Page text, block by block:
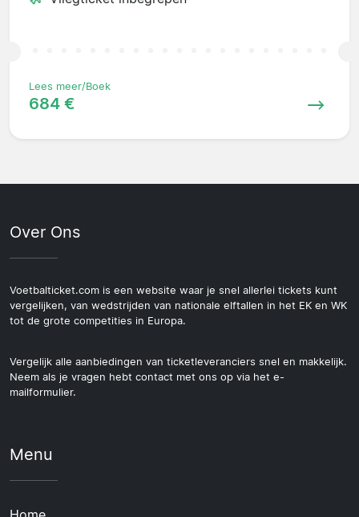
Lees meer/Boek
684 €
Over Ons
Voetbalticket.com is een website waar je snel allerlei tickets kunt
vergelijken, van wedstrijden van nationale elftallen in het EK en WK
tot de grote competities in Europa.
Vergelijk alle aanbiedingen van ticketleveranciers snel en makkelijk.
Neem als je vragen hebt contact met ons op via het e-
mailformulier.
Menu